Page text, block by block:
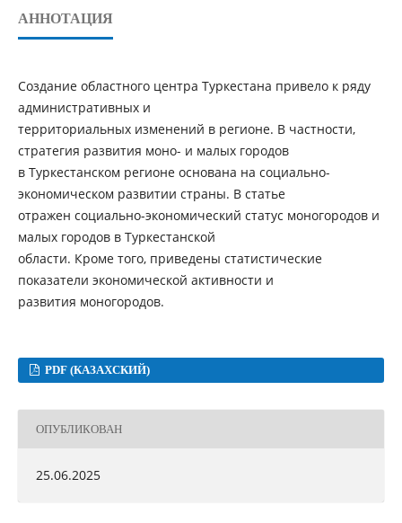
АННОТАЦИЯ
Создание областного центра Туркестана привело к ряду
административных и
территориальных изменений в регионе. В частности,
стратегия развития моно- и малых городов
в Туркестанском регионе основана на социально-
экономическом развитии страны. В статье
отражен социально-экономический статус моногородов и
малых городов в Туркестанской
области. Кроме того, приведены статистические
показатели экономической активности и
развития моногородов.
PDF (КАЗАХСКИЙ)
ОПУБЛИКОВАН
25.06.2025